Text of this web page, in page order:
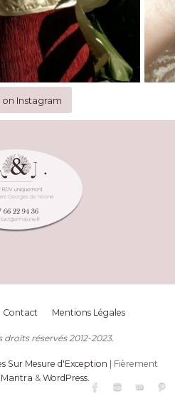
Instagram
Contact Mentions Légales
réservés 2012-2023.
Sur Mesure d'Exception | Fièrement
Mantra & WordPress.